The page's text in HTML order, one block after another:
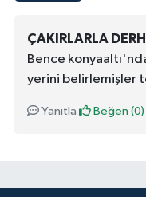
ÇAKIRLARLA
Bence
yerini belirlemişler
Yanıtla Beğen (0)